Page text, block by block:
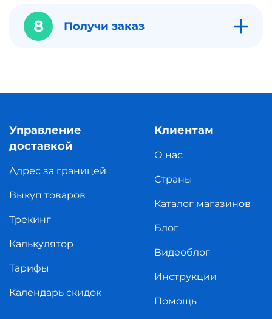
8 Получи заказ
Управление
доставкой
Адрес за границей
Выкуп товаров
Трекинг
Калькулятор
Тарифы
Календарь скидок
Клиентам
О нас
Страны
Каталог магазинов
Блог
Видеоблог
Инструкции
Помощь